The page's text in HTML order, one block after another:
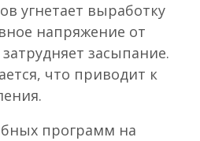
угнетает выработку
напряжение от
засыпание.
что приводит к
программ на